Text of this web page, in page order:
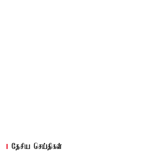
தேசிய செய்திகள்